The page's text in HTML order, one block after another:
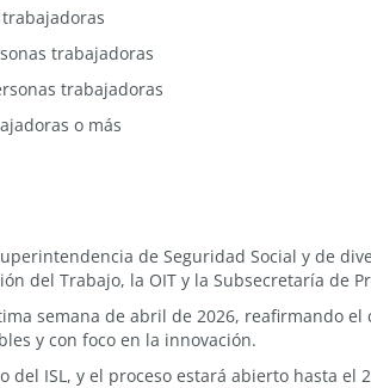
trabajadoras
trabajadoras
o más
de Seguridad Social y de
del Trabajo, la OIT y la Subsecretaría de
semana de abril de 2026, reafirmando el
y con foco en la innovación.
ISL, y el proceso estará abierto hasta el